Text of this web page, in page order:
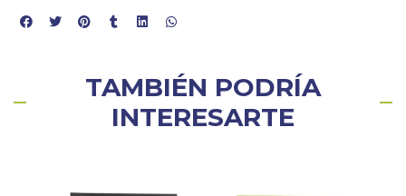
TAMBIÉN PODRÍA
INTERESARTE